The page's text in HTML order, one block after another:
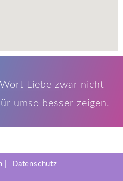
Wort Liebe zwar nicht
umso besser zeigen.
Datenschutz